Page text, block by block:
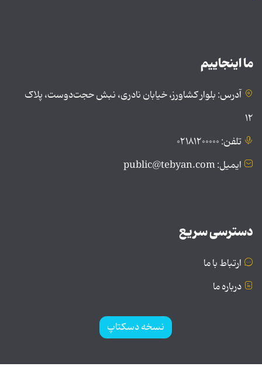
ما اینجاییم
آدرس: بلوار کشاورز، خیابان نادری، نبش حجت‌دوست، پلاک
۱۲
تلفن: ۰۲۱۸۱۲۰۰۰۰۰
ایمیل: public@tebyan.com
دسترسی سریع
ارتباط با ما
درباره ما
نسخه دسکتاپ